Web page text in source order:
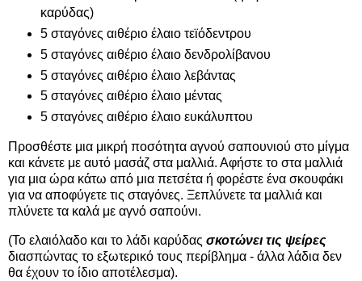
καρύδας)
5 σταγόνες αιθέριο έλαιο τεϊόδεντρου
5 σταγόνες αιθέριο έλαιο δενδρολίβανου
5 σταγόνες αιθέριο έλαιο λεβάντας
5 σταγόνες αιθέριο έλαιο μέντας
5 σταγόνες αιθέριο έλαιο ευκάλυπτου
Προσθέστε μια μικρή ποσότητα αγνού σαπουνιού στο μίγμα
και κάνετε με αυτό μασάζ στα μαλλιά. Αφήστε το στα μαλλιά
για μια ώρα κάτω από μια πετσέτα ή φορέστε ένα σκουφάκι
για να αποφύγετε τις σταγόνες. Ξεπλύνετε τα μαλλιά και
πλύνετε τα καλά με αγνό σαπούνι.
(Το ελαιόλαδο και το λάδι καρύδας σκοτώνει τις ψείρες
διασπώντας το εξωτερικό τους περίβλημα - άλλα λάδια δεν
θα έχουν το ίδιο αποτέλεσμα).